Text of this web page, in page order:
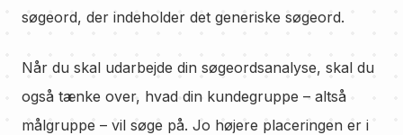
søgeord, der indeholder det generiske søgeord.
Når du skal udarbejde din søgeordsanalyse, skal du
også tænke over, hvad din kundegruppe – altså
målgruppe – vil søge på. Jo højere placeringen er i